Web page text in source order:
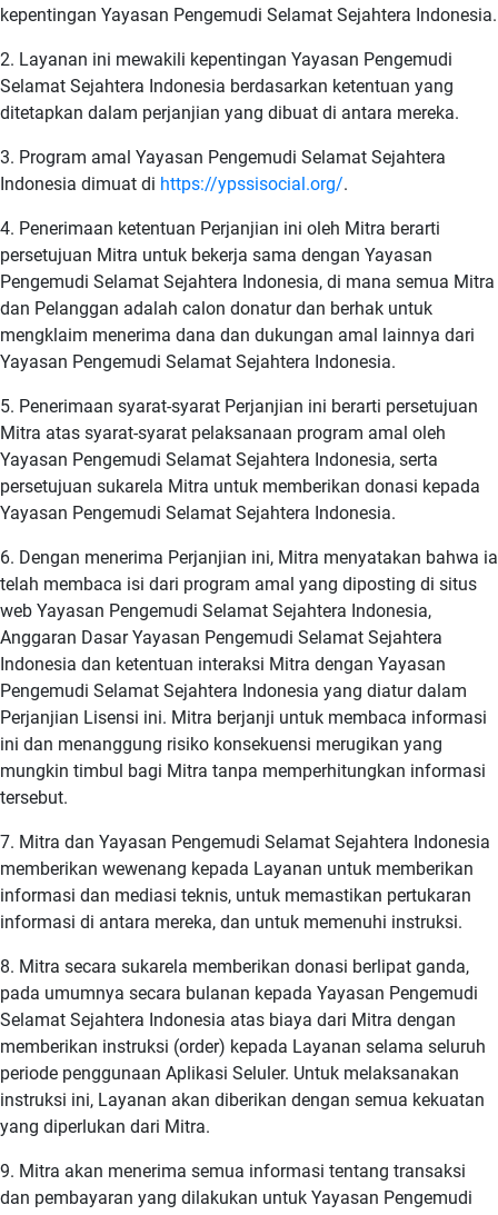
kepentingan Yayasan Pengemudi Selamat Sejahtera Indonesia.
2. Layanan ini mewakili kepentingan Yayasan Pengemudi
Selamat Sejahtera Indonesia berdasarkan ketentuan yang
ditetapkan dalam perjanjian yang dibuat di antara mereka.
3. Program amal Yayasan Pengemudi Selamat Sejahtera
Indonesia dimuat di https://ypssisocial.org/.
4. Penerimaan ketentuan Perjanjian ini oleh Mitra berarti
persetujuan Mitra untuk bekerja sama dengan Yayasan
Pengemudi Selamat Sejahtera Indonesia, di mana semua Mitra
dan Pelanggan adalah calon donatur dan berhak untuk
mengklaim menerima dana dan dukungan amal lainnya dari
Yayasan Pengemudi Selamat Sejahtera Indonesia.
5. Penerimaan syarat-syarat Perjanjian ini berarti persetujuan
Mitra atas syarat-syarat pelaksanaan program amal oleh
Yayasan Pengemudi Selamat Sejahtera Indonesia, serta
persetujuan sukarela Mitra untuk memberikan donasi kepada
Yayasan Pengemudi Selamat Sejahtera Indonesia.
6. Dengan menerima Perjanjian ini, Mitra menyatakan bahwa ia
telah membaca isi dari program amal yang diposting di situs
web Yayasan Pengemudi Selamat Sejahtera Indonesia,
Anggaran Dasar Yayasan Pengemudi Selamat Sejahtera
Indonesia dan ketentuan interaksi Mitra dengan Yayasan
Pengemudi Selamat Sejahtera Indonesia yang diatur dalam
Perjanjian Lisensi ini. Mitra berjanji untuk membaca informasi
ini dan menanggung risiko konsekuensi merugikan yang
mungkin timbul bagi Mitra tanpa memperhitungkan informasi
tersebut.
7. Mitra dan Yayasan Pengemudi Selamat Sejahtera Indonesia
memberikan wewenang kepada Layanan untuk memberikan
informasi dan mediasi teknis, untuk memastikan pertukaran
informasi di antara mereka, dan untuk memenuhi instruksi.
8. Mitra secara sukarela memberikan donasi berlipat ganda,
pada umumnya secara bulanan kepada Yayasan Pengemudi
Selamat Sejahtera Indonesia atas biaya dari Mitra dengan
memberikan instruksi (order) kepada Layanan selama seluruh
periode penggunaan Aplikasi Seluler. Untuk melaksanakan
instruksi ini, Layanan akan diberikan dengan semua kekuatan
yang diperlukan dari Mitra.
9. Mitra akan menerima semua informasi tentang transaksi
dan pembayaran yang dilakukan untuk Yayasan Pengemudi